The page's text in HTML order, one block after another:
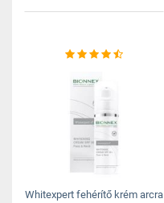
Whitexpert fehérítő krém arcra